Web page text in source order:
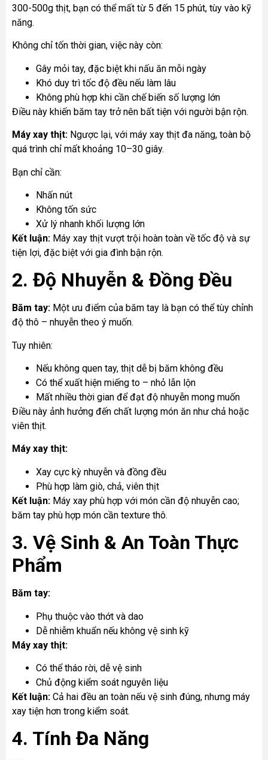
300-500g thịt, bạn có thể mất từ 5 đến 15 phút, tùy vào kỹ
năng.
Không chỉ tốn thời gian, việc này còn:
Gây mỏi tay, đặc biệt khi nấu ăn mỗi ngày
Khó duy trì tốc độ đều nếu làm lâu
Không phù hợp khi cần chế biến số lượng lớn
Điều này khiến băm tay trở nên bất tiện với người bận rộn.
Máy xay thịt: Ngược lại, với máy xay thịt đa năng, toàn bộ
quá trình chỉ mất khoảng 10–30 giây.
Bạn chỉ cần:
Nhấn nút
Không tốn sức
Xử lý nhanh khối lượng lớn
Kết luận: Máy xay thịt vượt trội hoàn toàn về tốc độ và sự
tiện lợi, đặc biệt với gia đình bận rộn.
2. Độ Nhuyễn & Đồng Đều
Băm tay: Một ưu điểm của băm tay là bạn có thể tùy chỉnh
độ thô – nhuyễn theo ý muốn.
Tuy nhiên:
Nếu không quen tay, thịt dễ bị băm không đều
Có thể xuất hiện miếng to – nhỏ lẫn lộn
Mất nhiều thời gian để đạt độ nhuyễn mong muốn
Điều này ảnh hưởng đến chất lượng món ăn như chả hoặc
viên thịt.
Máy xay thịt:
Xay cực kỳ nhuyễn và đồng đều
Phù hợp làm giò, chả, viên thịt
Kết luận: Máy xay phù hợp với món cần độ nhuyễn cao;
băm tay phù hợp món cần texture thô.
3. Vệ Sinh & An Toàn Thực
Phẩm
Băm tay:
Phụ thuộc vào thớt và dao
Dễ nhiễm khuẩn nếu không vệ sinh kỹ
Máy xay thịt:
Có thể tháo rời, dễ vệ sinh
Chủ động kiểm soát nguyên liệu
Kết luận: Cả hai đều an toàn nếu vệ sinh đúng, nhưng máy
xay tiện hơn trong kiểm soát.
4. Tính Đa Năng